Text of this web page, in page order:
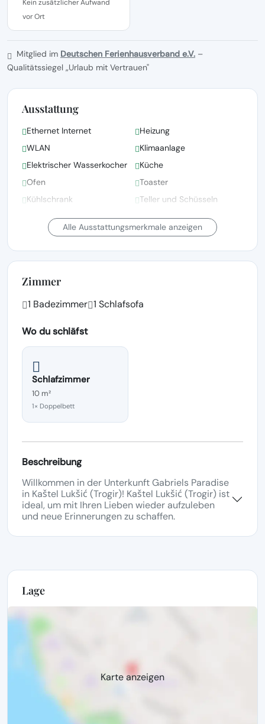
Kein zusätzlicher Aufwand
vor Ort
Mitglied im Deutschen Ferienhausverband e.V. –
Qualitätssiegel „Urlaub mit Vertrauen"
Ausstattung
Ethernet Internet
Heizung
WLAN
Klimaanlage
Elektrischer Wasserkocher
Küche
Ofen
Toaster
Kühlschrank
Teller und Schüsseln
Gefrierschrank
Mikrowellenherd
Alle Ausstattungsmerkmale anzeigen
Zimmer
1 Badezimmer 1 Schlafsofa
Wo du schläfst
Schlafzimmer
10 m²
1× Doppelbett
Beschreibung
Willkommen in der Unterkunft Gabriels Paradise
in Kaštel Lukšić (Trogir)! Kaštel Lukšić (Trogir) ist
ideal, um mit Ihren Lieben wieder aufzuleben
und neue Erinnerungen zu schaffen.
Lage
Karte anzeigen